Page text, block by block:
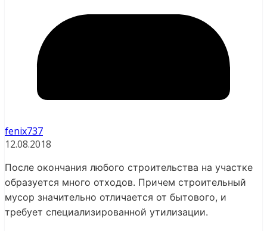
fenix737
12.08.2018
После окончания любого строительства на участке
образуется много отходов. Причем строительный
мусор значительно отличается от бытового, и
требует специализированной утилизации.